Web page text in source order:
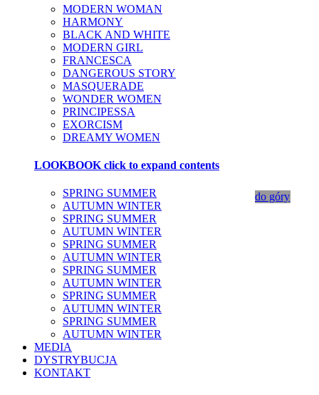
do góry
MODERN WOMAN
HARMONY
BLACK AND WHITE
MODERN GIRL
FRANCESCA
DANGEROUS STORY
MASQUERADE
WONDER WOMEN
PRINCIPESSA
EXORCISM
DREAMY WOMEN
LOOKBOOK click to expand contents
SPRING SUMMER
AUTUMN WINTER
SPRING SUMMER
AUTUMN WINTER
SPRING SUMMER
AUTUMN WINTER
SPRING SUMMER
AUTUMN WINTER
SPRING SUMMER
AUTUMN WINTER
SPRING SUMMER
AUTUMN WINTER
MEDIA
DYSTRYBUCJA
KONTAKT